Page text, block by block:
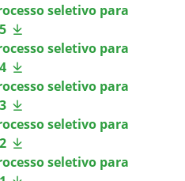
seletivo para
seletivo para
seletivo para
seletivo para
seletivo para